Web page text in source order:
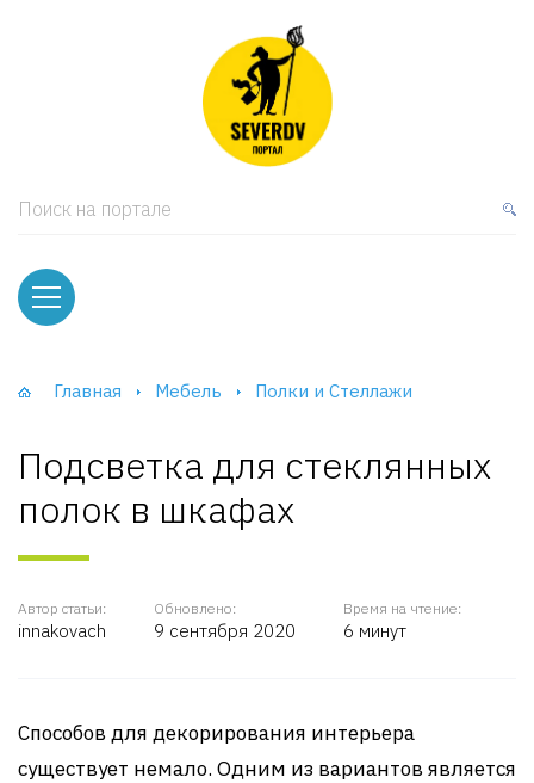
Поиск на портале
Главная Мебель Полки и Стеллажи
Подсветка для стеклянных
полок в шкафах
Автор статьи:
innakovach
Обновлено:
9 сентября 2020
Время на чтение:
6 минут
Способов для декорирования интерьера
существует немало. Одним из вариантов является
и тумбы